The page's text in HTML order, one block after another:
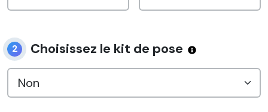
2 Choisissez le kit de pose